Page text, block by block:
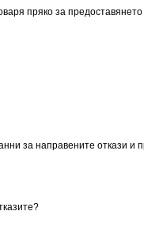
пряко за
за направените откази и